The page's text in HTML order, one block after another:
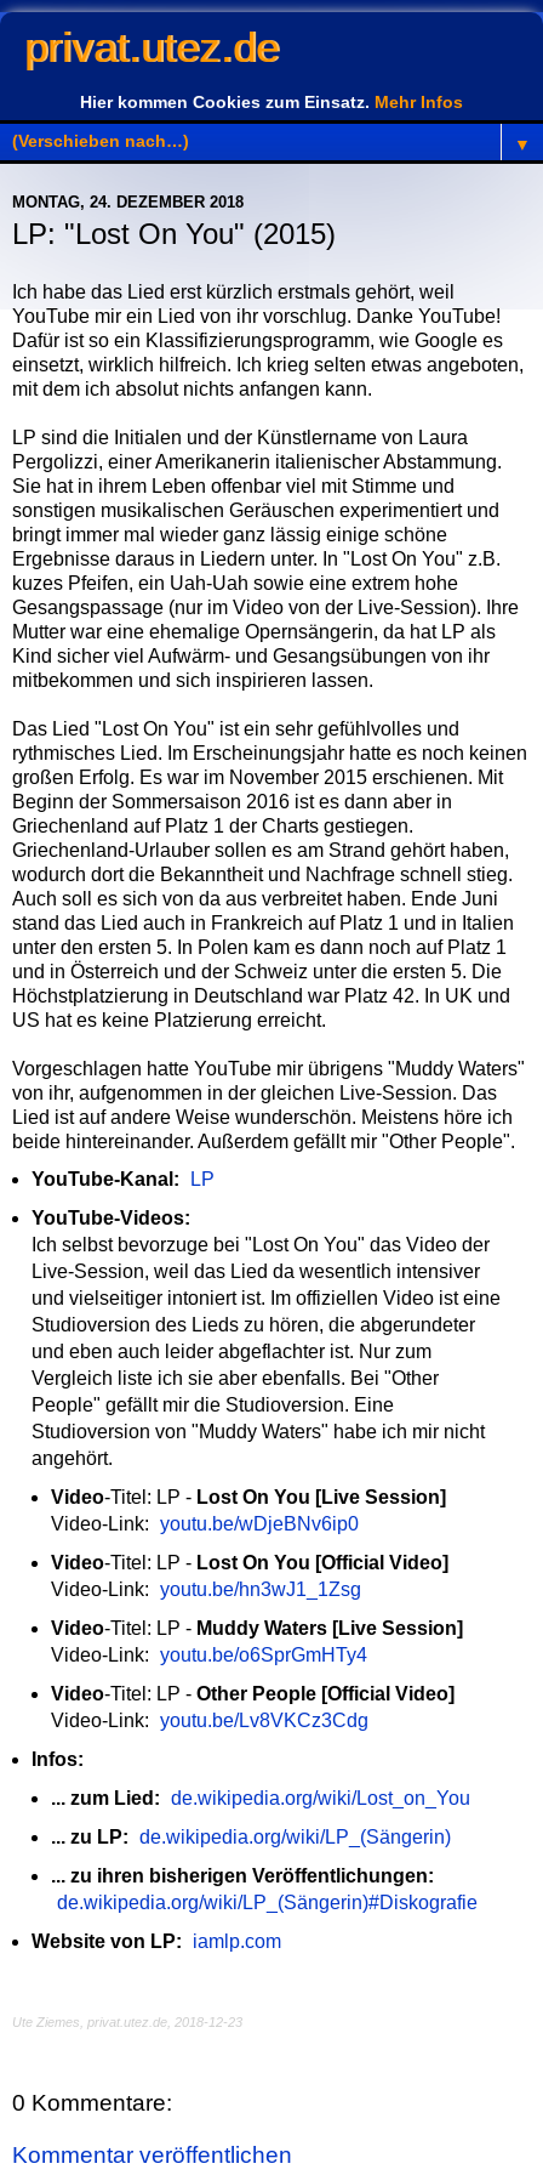
privat.utez.de
Hier kommen Cookies zum Einsatz. Mehr Infos
▼
MONTAG, 24. DEZEMBER 2018
LP: "Lost On You" (2015)
Ich habe das Lied erst kürzlich erstmals gehört, weil
YouTube mir ein Lied von ihr vorschlug. Danke YouTube!
Dafür ist so ein Klassifizierungsprogramm, wie Google es
einsetzt, wirklich hilfreich. Ich krieg selten etwas angeboten,
mit dem ich absolut nichts anfangen kann.
LP sind die Initialen und der Künstlername von Laura
Pergolizzi, einer Amerikanerin italienischer Abstammung.
Sie hat in ihrem Leben offenbar viel mit Stimme und
sonstigen musikalischen Geräuschen experimentiert und
bringt immer mal wieder ganz lässig einige schöne
Ergebnisse daraus in Liedern unter. In "Lost On You" z.B.
kuzes Pfeifen, ein Uah-Uah sowie eine extrem hohe
Gesangspassage (nur im Video von der Live-Session). Ihre
Mutter war eine ehemalige Opernsängerin, da hat LP als
Kind sicher viel Aufwärm- und Gesangsübungen von ihr
mitbekommen und sich inspirieren lassen.
Das Lied "Lost On You" ist ein sehr gefühlvolles und
rythmisches Lied. Im Erscheinungsjahr hatte es noch keinen
großen Erfolg. Es war im November 2015 erschienen. Mit
Beginn der Sommersaison 2016 ist es dann aber in
Griechenland auf Platz 1 der Charts gestiegen.
Griechenland-Urlauber sollen es am Strand gehört haben,
wodurch dort die Bekanntheit und Nachfrage schnell stieg.
Auch soll es sich von da aus verbreitet haben. Ende Juni
stand das Lied auch in Frankreich auf Platz 1 und in Italien
unter den ersten 5. In Polen kam es dann noch auf Platz 1
und in Österreich und der Schweiz unter die ersten 5. Die
Höchstplatzierung in Deutschland war Platz 42. In UK und
US hat es keine Platzierung erreicht.
Vorgeschlagen hatte YouTube mir übrigens "Muddy Waters"
von ihr, aufgenommen in der gleichen Live-Session. Das
Lied ist auf andere Weise wunderschön. Meistens höre ich
beide hintereinander. Außerdem gefällt mir "Other People".
YouTube-Kanal:
LP
YouTube-Videos:
Ich selbst bevorzuge bei "Lost On You" das Video der
Live-Session, weil das Lied da wesentlich intensiver
und vielseitiger intoniert ist. Im offiziellen Video ist eine
Studioversion des Lieds zu hören, die abgerundeter
und eben auch leider abgeflachter ist. Nur zum
Vergleich liste ich sie aber ebenfalls. Bei "Other
People" gefällt mir die Studioversion. Eine
Studioversion von "Muddy Waters" habe ich mir nicht
angehört.
Video-Titel: LP - Lost On You [Live Session]
Video-Link: youtu.be/wDjeBNv6ip0
Video-Titel: LP - Lost On You [Official Video]
Video-Link: youtu.be/hn3wJ1_1Zsg
Video-Titel: LP - Muddy Waters [Live Session]
Video-Link: youtu.be/o6SprGmHTy4
Video-Titel: LP - Other People [Official Video]
Video-Link: youtu.be/Lv8VKCz3Cdg
Infos:
... zum Lied: de.wikipedia.org/wiki/Lost_on_You
... zu LP: de.wikipedia.org/wiki/LP_(Sängerin)
... zu ihren bisherigen Veröffentlichungen:
de.wikipedia.org/wiki/LP_(Sängerin)#Diskografie
Website von LP:
iamlp.com
Ute Ziemes, privat.utez.de, 2018-12-23
0 Kommentare:
Kommentar veröffentlichen